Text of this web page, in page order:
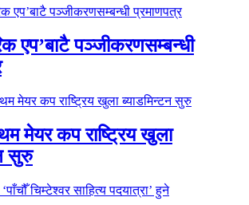
एप’बाटै पञ्जीकरणसम्बन्धी
मेयर कप राष्ट्रिय खुला
सुरु